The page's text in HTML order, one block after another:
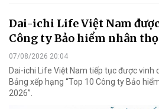
Dai-ichi Life Việt Nam
Công ty Bảo hiểm nhân
07/08/2026 20:04
Dai-ichi Life Việt Nam tiếp tục được vinh
Bảng xếp hạng “Top 10 Công ty Bảo
2026”.